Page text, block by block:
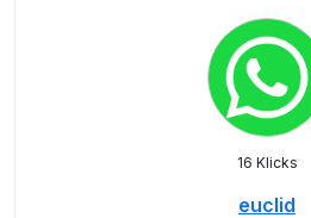
16 Klicks
euclid